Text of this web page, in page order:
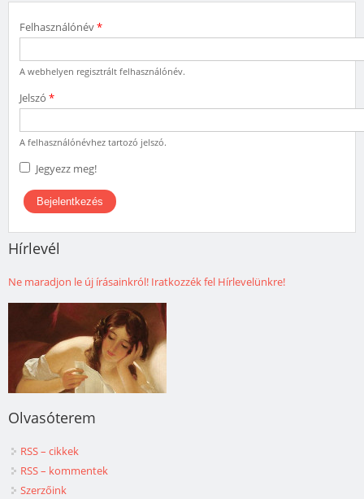
Felhasználónév*
A webhelyen regisztrált felhasználónév.
Jelszó *
A felhasználónévhez tartozó jelszó.
Jegyezz meg!
Hírlevél
Ne maradjon le új írásainkról! Iratkozzék fel Hírlevelünkre!
Olvasóterem
RSS – cikkek
RSS – kommentek
Szerzőink